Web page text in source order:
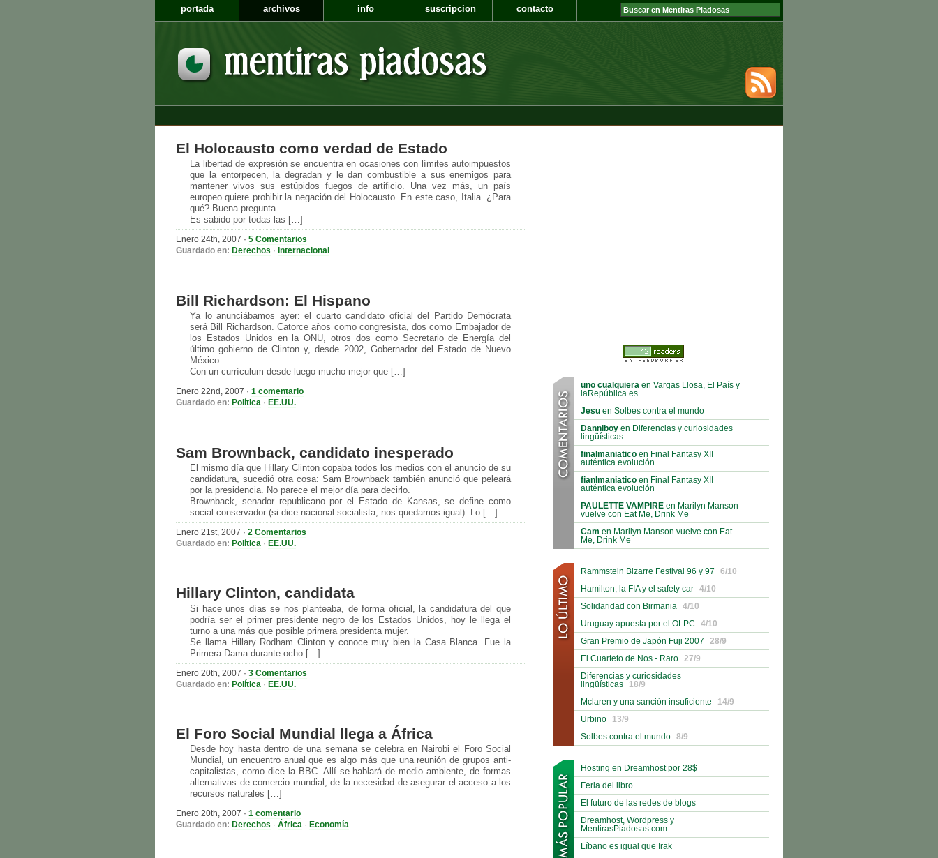
portada archivos info suscripcion contacto
El Holocausto como verdad de Estado
La libertad de expresión se encuentra en ocasiones con límites autoimpuestos
que la entorpecen, la degradan y le dan combustible a sus enemigos para
mantener vivos sus estúpidos fuegos de artificio. Una vez más, un país
europeo quiere prohibir la negación del Holocausto. En este caso, Italia. ¿Para
qué? Buena pregunta.
Es sabido por todas las […]
Enero 24th, 2007 · 5 Comentarios
Guardado en: Derechos · Internacional
Bill Richardson: El Hispano
Ya lo anunciábamos ayer: el cuarto candidato oficial del Partido Demócrata
será Bill Richardson. Catorce años como congresista, dos como Embajador de
los Estados Unidos en la ONU, otros dos como Secretario de Energía del
último gobierno de Clinton y, desde 2002, Gobernador del Estado de Nuevo
México.
Con un currículum desde luego mucho mejor que […]
Enero 22nd, 2007 · 1 comentario
Guardado en: Política · EE.UU.
Sam Brownback, candidato inesperado
El mismo día que Hillary Clinton copaba todos los medios con el anuncio de su
candidatura, sucedió otra cosa: Sam Brownback también anunció que peleará
por la presidencia. No parece el mejor día para decirlo.
Brownback, senador republicano por el Estado de Kansas, se define como
social conservador (si dice nacional socialista, nos quedamos igual). Lo […]
Enero 21st, 2007 · 2 Comentarios
Guardado en: Política · EE.UU.
Hillary Clinton, candidata
Si hace unos días se nos planteaba, de forma oficial, la candidatura del que
podría ser el primer presidente negro de los Estados Unidos, hoy le llega el
turno a una más que posible primera presidenta mujer.
Se llama Hillary Rodham Clinton y conoce muy bien la Casa Blanca. Fue la
Primera Dama durante ocho […]
Enero 20th, 2007 · 3 Comentarios
Guardado en: Política · EE.UU.
El Foro Social Mundial llega a África
Desde hoy hasta dentro de una semana se celebra en Nairobi el Foro Social
Mundial, un encuentro anual que es algo más que una reunión de grupos anti-
capitalistas, como dice la BBC. Allí se hablará de medio ambiente, de formas
alternativas de comercio mundial, de la necesidad de asegurar el acceso a los
recursos naturales […]
Enero 20th, 2007 · 1 comentario
Guardado en: Derechos · África · Economía
uno cualquiera en Vargas Llosa, El País y
laRepública.es
Jesu en Solbes contra el mundo
Danniboy en Diferencias y curiosidades
lingüísticas
finalmaniatico en Final Fantasy XII
auténtica evolución
fianlmaniatico en Final Fantasy XII
auténtica evolución
PAULETTE VAMPIRE en Marilyn Manson
vuelve con Eat Me, Drink Me
Cam en Marilyn Manson vuelve con Eat
Me, Drink Me
Rammstein Bizarre Festival 96 y 97
6/10
Hamilton, la FIA y el safety car
4/10
Solidaridad con Birmania
4/10
Uruguay apuesta por el OLPC
4/10
Gran Premio de Japón Fuji 2007
28/9
El Cuarteto de Nos - Raro
27/9
Diferencias y curiosidades
lingüísticas
18/9
Mclaren y una sanción insuficiente
14/9
Urbino
13/9
Solbes contra el mundo
8/9
Hosting en Dreamhost por 28$
Feria del libro
El futuro de las redes de blogs
Dreamhost, Wordpress y
MentirasPiadosas.com
Líbano es igual que Irak